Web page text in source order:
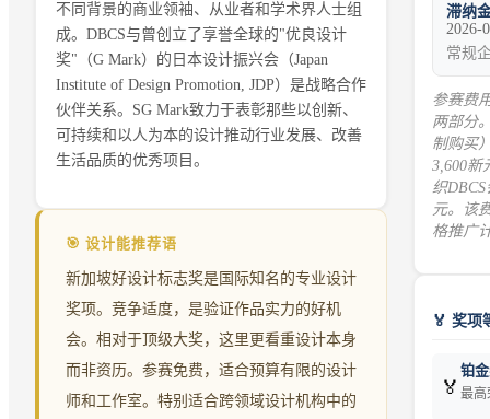
不同背景的商业领袖、从业者和学术界人士组
成。DBCS与曾创立了享誉全球的"优良设计
奖"（G Mark）的日本设计振兴会（Japan
Institute of Design Promotion, JDP）是战略合作
伙伴关系。SG Mark致力于表彰那些以创新、
可持续和以人为本的设计推动行业发展、改善
生活品质的优秀项目。
🎯 设计能推荐语
新加坡好设计标志奖是国际知名的专业设计
奖项。竞争适度，是验证作品实力的好机
会。相对于顶级大奖，这里更看重设计本身
而非资历。参赛免费，适合预算有限的设计
师和工作室。特别适合跨领域设计机构中的
滞纳
2026-
常规
参赛费
两部分
制购买
3,600新
织
元。该
格推广
🏅 奖项
🏅
铂
最高